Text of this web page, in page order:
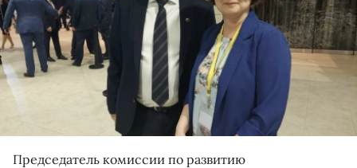
Председатель комиссии по развитию